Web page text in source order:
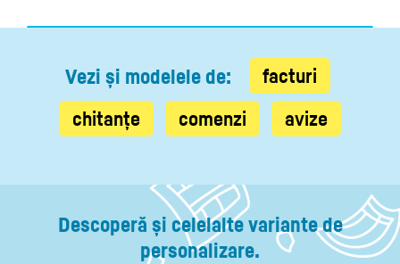
Vezi și modelele de:
facturi
chitanțe
comenzi avize
Descoperă și celelalte variante de
personalizare.